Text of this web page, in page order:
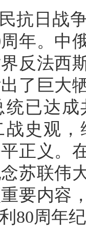
抗日战
年。中
反法西
了巨大
已达
战史观
正义。
苏联伟
要内容
80周年